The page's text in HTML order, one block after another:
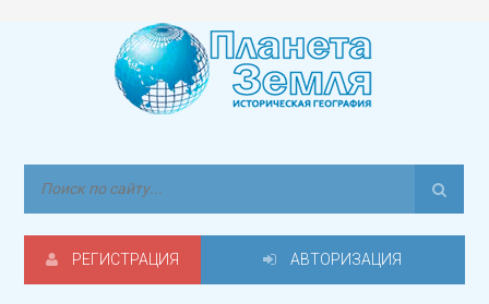
АВТОРИЗАЦИЯ
РЕГИСТРАЦИЯ